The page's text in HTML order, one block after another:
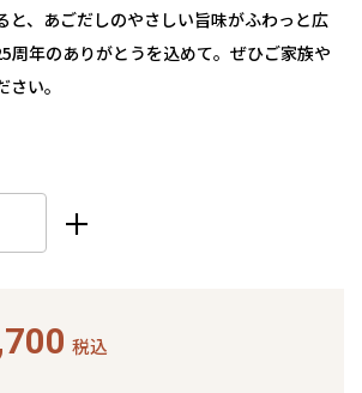
と、あごだしのやさしい旨味がふわっと広
周年のありがとうを込めて。ぜひご家族や
い。
税込